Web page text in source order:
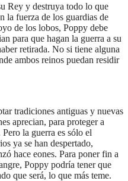
Rey y destruya todo lo que
la fuerza de los guardias de
de los lobos, Poppy debe
para que hagan la guerra a su
retirada. No si tiene alguna
ambos reinos puedan residir
tradiciones antiguas y nuevas
aprecian, para proteger a
la guerra es sólo el
ya se han despertado,
hace eones. Para poner fin a
Poppy podría tener que
que será, lo que más teme.